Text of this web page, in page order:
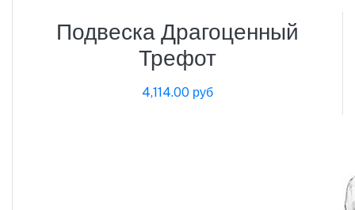
Подвеска Драгоценный
Трефот
4,114.00 руб